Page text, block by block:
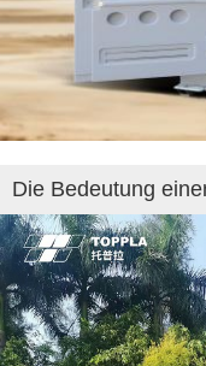
Die Bedeutung